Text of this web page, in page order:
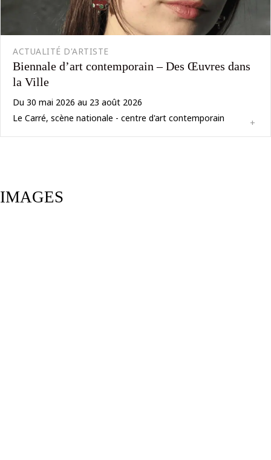
ACTUALITÉ D'ARTISTE
Biennale d’art contemporain – Des Œuvres dans
la Ville
Du 30 mai 2026 au 23 août 2026
Le Carré, scène nationale - centre d'art contemporain
+
IMAGES